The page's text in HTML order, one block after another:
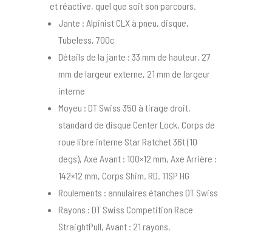
et réactive, quel que soit son parcours.
Jante : Alpinist CLX à pneu, disque,
Tubeless, 700c
Détails de la jante : 33 mm de hauteur, 27
mm de largeur externe, 21 mm de largeur
interne
Moyeu : DT Swiss 350 à tirage droit,
standard de disque Center Lock, Corps de
roue libre interne Star Ratchet 36t (10
degs), Axe Avant : 100×12 mm, Axe Arrière :
142×12 mm, Corps Shim. RD. 11SP HG
Roulements : annulaires étanches DT Swiss
Rayons : DT Swiss Competition Race
StraightPull, Avant : 21 rayons,